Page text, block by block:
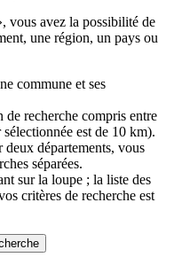
vous avez la possibilité de
une région, un pays ou
commune et ses
recherche compris entre
est de 10 km).
deux départements, vous
séparées.
sur la loupe ; la liste des
critères de recherche est